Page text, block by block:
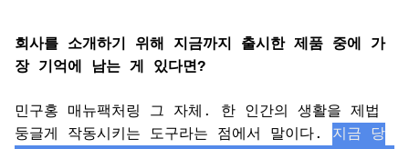
회사를 소개하기 위해 지금까지 출시한 제품 중에 가
장 기억에 남는 게 있다면?
민구홍 매뉴팩처링 그 자체. 한 인간의 생활을 제법
둥글게 작동시키는 도구라는 점에서 말이다. 지금 당